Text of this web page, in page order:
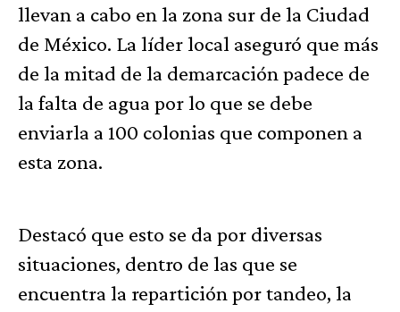
llevan a cabo en la zona sur de la Ciudad
de México. La líder local aseguró que más
de la mitad de la demarcación padece de
la falta de agua por lo que se debe
enviarla a 100 colonias que componen a
esta zona.
Destacó que esto se da por diversas
situaciones, dentro de las que se
encuentra la repartición por tandeo, la